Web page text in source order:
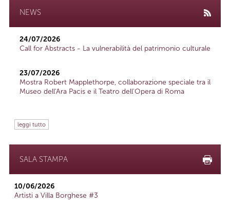
NEWS
24/07/2026
Call for Abstracts - La vulnerabilità del patrimonio culturale
23/07/2026
Mostra Robert Mapplethorpe, collaborazione speciale tra il
Museo dell'Ara Pacis e il Teatro dell'Opera di Roma
leggi tutto
SALA STAMPA
10/06/2026
Artisti a Villa Borghese #3